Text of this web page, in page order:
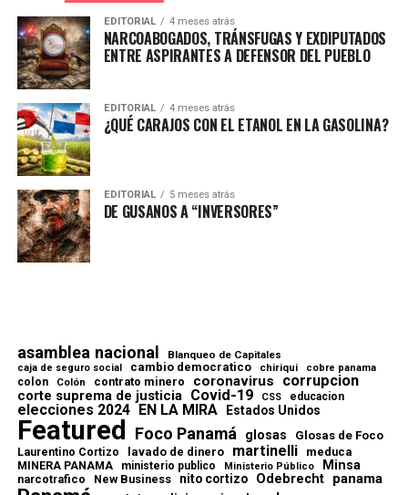
EDITORIAL 4 meses atrás
NARCOABOGADOS, TRÁNSFUGAS Y EXDIPUTADOS
ENTRE ASPIRANTES A DEFENSOR DEL PUEBLO
EDITORIAL 4 meses atrás
¿QUÉ CARAJOS CON EL ETANOL EN LA GASOLINA?
EDITORIAL 5 meses atrás
DE GUSANOS A “INVERSORES”
asamblea nacional Blanqueo de Capitales
caja de seguro social cambio democratico chiriqui cobre panama
colon Colón contrato minero coronavirus corrupcion
corte suprema de justicia Covid-19 CSS educacion
elecciones 2024 EN LA MIRA Estados Unidos
Featured Foco Panamá glosas Glosas de Foco
Laurentino Cortizo lavado de dinero martinelli meduca
MINERA PANAMA ministerio publico Ministerio Público Minsa
narcotrafico New Business nito cortizo Odebrecht panama